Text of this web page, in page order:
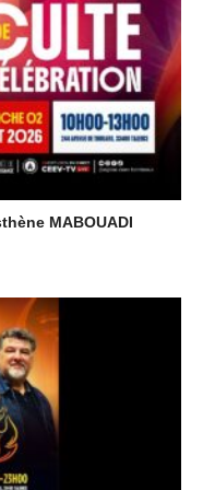
:
MABOUADI